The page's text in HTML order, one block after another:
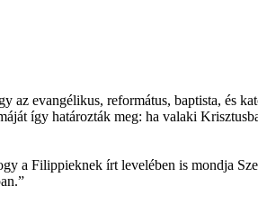
az evangélikus, református, baptista, és
így határozták meg: ha valaki
a Filippieknek írt levelében is mondja